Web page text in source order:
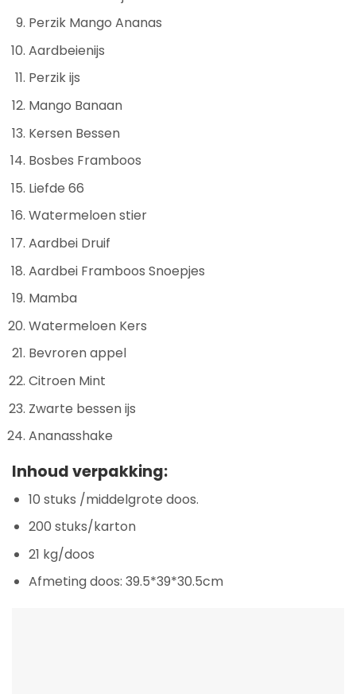
Perzik Mango Ananas
Aardbeienijs
Perzik ijs
Mango Banaan
Kersen Bessen
Bosbes Framboos
Liefde 66
Watermeloen stier
Aardbei Druif
Aardbei Framboos Snoepjes
Mamba
Watermeloen Kers
Bevroren appel
Citroen Mint
Zwarte bessen ijs
Ananasshake
Inhoud verpakking:
10 stuks /middelgrote doos.
200 stuks/karton
21 kg/doos
Afmeting doos: 39.5*39*30.5cm